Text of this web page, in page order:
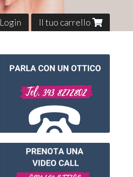
Login Il tuo carrello